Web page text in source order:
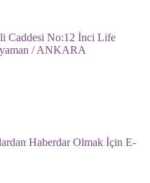
Caddesi No:12 İnci Life
/ ANKARA
Haberdar Olmak İçin E-